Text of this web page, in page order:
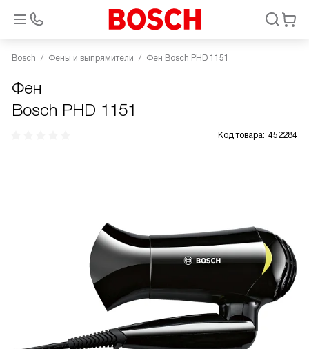
Bosch Фены и выпрямители Фен Bosch PHD 1151
Фен
Bosch PHD 1151
Код товара: 452284